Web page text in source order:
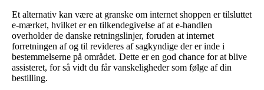
Et alternativ kan være at granske om internet shoppen er tilsluttet
e-mærket, hvilket er en tilkendegivelse af at e-handlen
overholder de danske retningslinjer, foruden at internet
forretningen af og til revideres af sagkyndige der er inde i
bestemmelserne på området. Dette er en god chance for at blive
assisteret, for så vidt du får vanskeligheder som følge af din
bestilling.